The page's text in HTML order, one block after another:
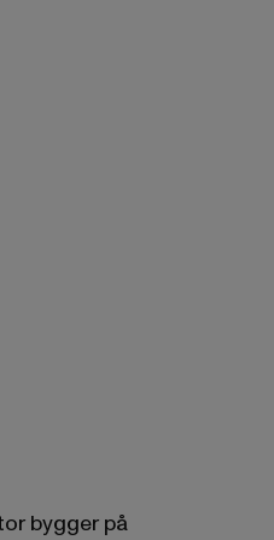
bygger på